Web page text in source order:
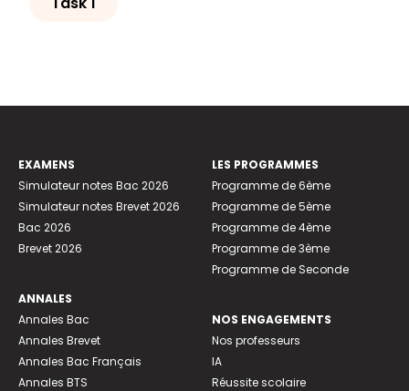
EXAMENS
Simulateur notes Bac 2026
Simulateur notes Brevet 2026
Bac 2026
Brevet 2026
ANNALES
Annales Bac
Annales Brevet
Annales Bac Français
Annales BTS
LES PROGRAMMES
Programme de 6ème
Programme de 5ème
Programme de 4ème
Programme de 3ème
Programme de Seconde
NOS ENGAGEMENTS
Nos professeurs
IA
Réussite scolaire